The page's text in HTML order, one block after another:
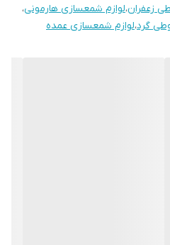
زعفران،لوازم شمعسازی هارمونی،
گرد،لوازم شمعسازی عمده